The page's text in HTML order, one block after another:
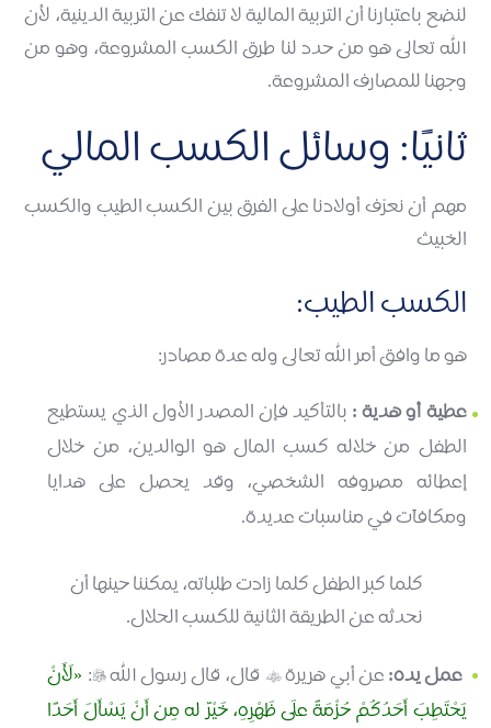
لنضع باعتبارنا أن التربية المالية لا تنفك عن التربية الدينية، لأن
الله تعالى هو من حدد لنا طرق الكسب المشروعة، وهو من
وجهنا للمصارف المشروعة.
ثانيًا: وسائل الكسب المالي
مهم أن نعرّف أولادنا على الفرق بين الكسب الطيب والكسب
الخبيث
الكسب الطيب:
هو ما وافق أمر الله تعالى وله عدة مصادر:
عطية أو هدية : بالتأكيد فإن المصدر الأول الذي يستطيع
الطفل من خلاله كسب المال هو الوالدين، من خلال
إعطائه مصروفه الشخصي، وقد يحصل على هدايا
ومكافآت في مناسبات عديدة.
كلما كبر الطفل كلما زادت طلباته، يمكننا حينها أن
نحدثه عن الطريقة الثانية للكسب الحلال.
عمل يده:عن أبي هريرةقال، قال رسول الله
: لَأَنْ
يَحْتَطِبَ أَحَدُكُمْ حُزْمَةً علَى ظَهْرِهِ، خَيْرٌ له مِن أَنْ يَسْأَلَ أَحَدًا